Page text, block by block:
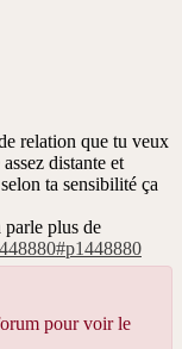
relation que tu veux
distante et
ta sensibilité ça
parle plus de
pour voir le